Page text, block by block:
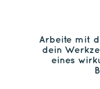
Arbeite mit
dein
eines